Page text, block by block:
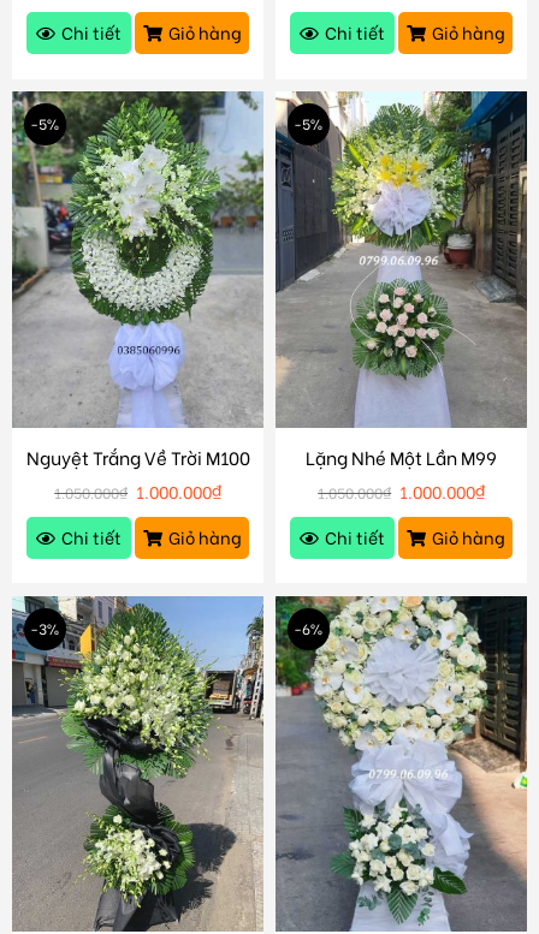
Chi tiết
Giỏ hàng
Chi tiết
Giỏ hàng
-5%
Nguyệt Trắng Về Trời M100
1.050.000₫ 1.000.000₫
Chi tiết
Giỏ hàng
-5%
Lặng Nhé Một Lần M99
1.050.000₫ 1.000.000₫
Chi tiết
Giỏ hàng
-3% -6%